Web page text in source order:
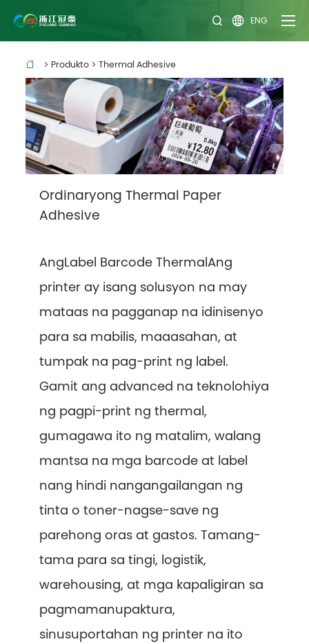
  ENG
 Produkto Thermal Adhesive
Ordinaryong Thermal Paper
Adhesive
AngLabel Barcode ThermalAng
printer ay isang solusyon na may
mataas na pagganap na idinisenyo
para sa mabilis, maaasahan, at
tumpak na pag-print ng label.
Gamit ang advanced na teknolohiya
ng pagpi-print ng thermal,
gumagawa ito ng matalim, walang
mantsa na mga barcode at label
nang hindi nangangailangan ng
tinta o toner-nagse-save ng
parehong oras at gastos. Tamang-
tama para sa tingi, logistik,
warehousing, at mga kapaligiran sa
pagmamanupaktura,
sinusuportahan ng printer na ito